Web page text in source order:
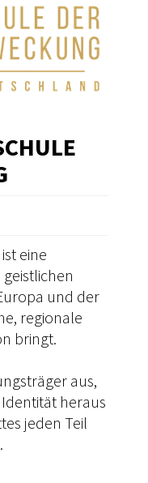
eine
und der
regionale
bringt.
aus,
heraus
jeden Teil